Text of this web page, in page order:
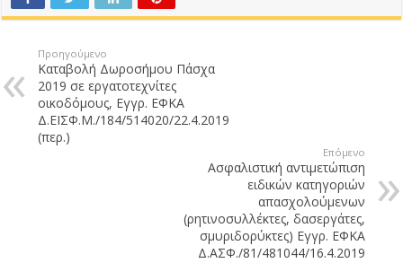
Προηγούμενο
Καταβολή Δωροσήμου Πάσχα
2019 σε εργατοτεχνίτες
οικοδόμους, Εγγρ. ΕΦΚΑ
Δ.ΕΙΣΦ.Μ./184/514020/22.4.2019
(περ.)
Επόμενο
Ασφαλιστική αντιμετώπιση
ειδικών κατηγοριών
απασχολούμενων
(ρητινοσυλλέκτες, δασεργάτες,
σμυριδορύκτες) Εγγρ. ΕΦΚΑ
Δ.ΑΣΦ./81/481044/16.4.2019